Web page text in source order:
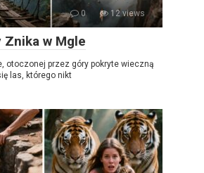
0 12 views
w Mgle
otoczonej przez góry pokryte wieczną
las, którego nikt